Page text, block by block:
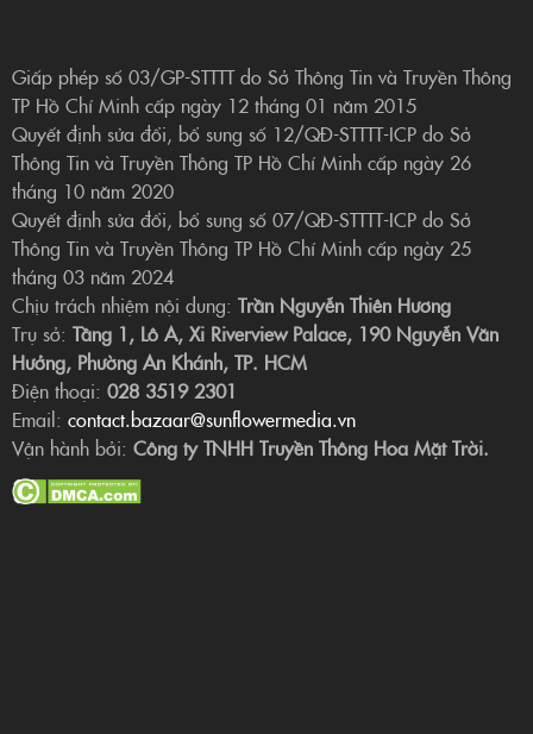
Giấp phép số 03/GP-STTTT do Sở Thông Tin và Truyền Thông
TP Hồ Chí Minh cấp ngày 12 tháng 01 năm 2015
Quyết định sửa đổi, bổ sung số 12/QĐ-STTTT-ICP do Sở
Thông Tin và Truyền Thông TP Hồ Chí Minh cấp ngày 26
tháng 10 năm 2020
Quyết định sửa đổi, bổ sung số 07/QĐ-STTTT-ICP do Sở
Thông Tin và Truyền Thông TP Hồ Chí Minh cấp ngày 25
tháng 03 năm 2024
Chịu trách nhiệm nội dung: Trần Nguyễn Thiên Hương
Trụ sở: Tầng 1, Lô A, Xi Riverview Palace, 190 Nguyễn Văn
Hưởng, Phường An Khánh, TP. HCM
Điện thoại: 028 3519 2301
Email: contact.bazaar@sunflowermedia.vn
Vận hành bởi: Công ty TNHH Truyền Thông Hoa Mặt Trời.